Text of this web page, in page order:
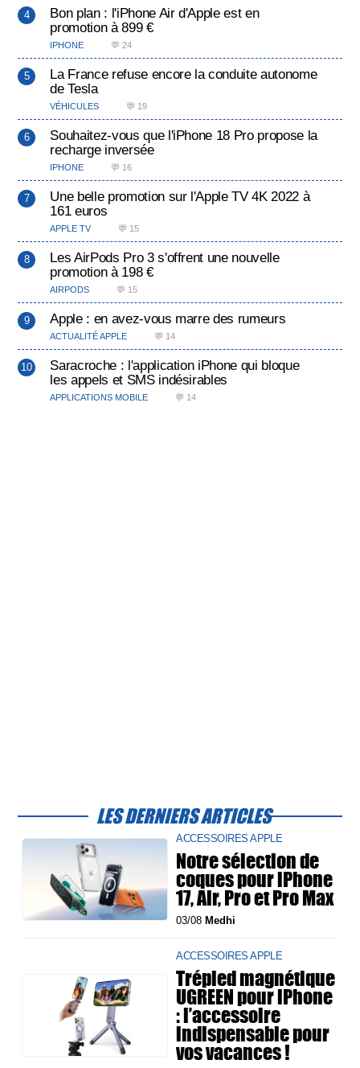
Bon plan : l'iPhone Air d'Apple est en
promotion à 899 €
IPHONE 💬 24
La France refuse encore la conduite autonome
de Tesla
VÉHICULES 💬 19
Souhaitez-vous que l'iPhone 18 Pro propose la
recharge inversée
IPHONE 💬 16
Une belle promotion sur l'Apple TV 4K 2022 à
161 euros
APPLE TV 💬 15
Les AirPods Pro 3 s'offrent une nouvelle
promotion à 198 €
AIRPODS 💬 15
Apple : en avez-vous marre des rumeurs
ACTUALITÉ APPLE 💬 14
Saracroche : l'application iPhone qui bloque
les appels et SMS indésirables
APPLICATIONS MOBILE 💬 14
LES DERNIERS ARTICLES
ACCESSOIRES APPLE
Notre sélection de
coques pour iPhone
17, Air, Pro et Pro Max
03/08 Medhi
ACCESSOIRES APPLE
Trépied magnétique
UGREEN pour iPhone
: l’accessoire
indispensable pour
vos vacances !